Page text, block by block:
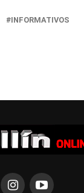
INFORMATIVOS